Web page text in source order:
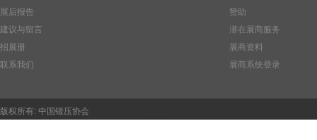
展后报告
建议与留言
招展册
联系我们
赞助
潜在展商服务
展商资料
展商系统登录
版权所有: 中国锻压协会